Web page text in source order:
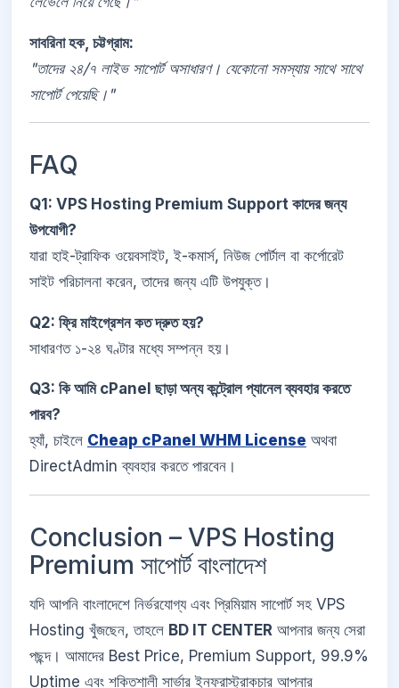
সাবরিনা হক, চট্টগ্রাম:
"তাদের ২৪/৭ লাইভ সাপোর্ট অসাধারণ। যেকোনো সমস্যায় সাথে সাথে
সাপোর্ট পেয়েছি।"
FAQ
Q1: VPS Hosting Premium Support কাদের জন্য
উপযোগী?
যারা হাই-ট্রাফিক ওয়েবসাইট, ই-কমার্স, নিউজ পোর্টাল বা কর্পোরেট
সাইট পরিচালনা করেন, তাদের জন্য এটি উপযুক্ত।
Q2: ফ্রি মাইগ্রেশন কত দ্রুত হয়?
সাধারণত ১-২৪ ঘণ্টার মধ্যে সম্পন্ন হয়।
Q3: কি আমি cPanel ছাড়া অন্য কন্ট্রোল প্যানেল ব্যবহার করতে
পারব?
হ্যাঁ, চাইলে Cheap cPanel WHM License অথবা
DirectAdmin ব্যবহার করতে পারবেন।
Conclusion – VPS Hosting
Premium সাপোর্ট বাংলাদেশ
যদি আপনি বাংলাদেশে নির্ভরযোগ্য এবং প্রিমিয়াম সাপোর্ট সহ VPS
Hosting খুঁজছেন, তাহলে BD IT CENTER আপনার জন্য সেরা
পছন্দ। আমাদের Best Price, Premium Support, 99.9%
Uptime এবং শক্তিশালী সার্ভার ইনফ্রাস্ট্রাকচার আপনার